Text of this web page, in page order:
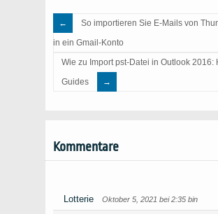
So importieren Sie E-Mails von
in ein Gmail-Konto
Wie zu Import pst-Datei in Outlook 2016:
Guides
Kommentare
Lotterie Oktober 5, 2021 bei 2:35 bin